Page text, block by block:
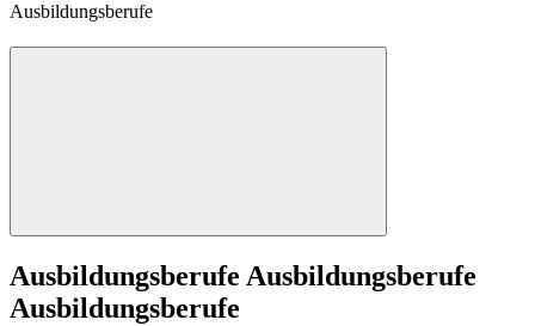
Ausbildungsberufe
Ausbildungsberufe Ausbildungsberufe
Ausbildungsberufe